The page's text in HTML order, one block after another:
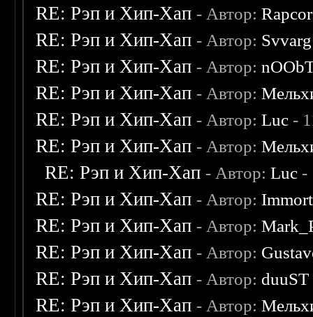
RE: Рэп и Хип-Хап - Автор:
RE: Рэп и Хип-Хап - Автор: Svvarg
RE: Рэп и Хип-Хап - Автор:
RE: Рэп и Хип-Хап - Автор:
RE: Рэп и Хип-Хап - Автор:Luc -
RE: Рэп и Хип-Хап - Автор:
RE: Рэп и Хип-Хап - Автор:Luc -
RE: Рэп и Хип-Хап - Автор:
RE: Рэп и Хип-Хап - Автор:
RE: Рэп и Хип-Хап - Автор:
RE: Рэп и Хип-Хап - Автор: duuST
RE: Рэп и Хип-Хап - Автор: